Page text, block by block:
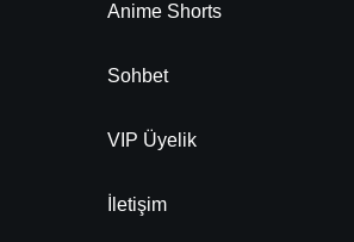
Anime Shorts
Sohbet
VIP Üyelik
İletişim